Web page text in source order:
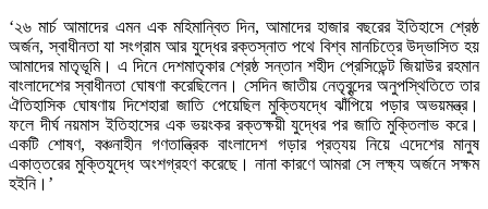
‘২৬ মার্চ আমাদের এমন এক মহিমান্বিত দিন, আমাদের হাজার বছরের ইতিহাসে শ্রেষ্ঠ
অর্জন, স্বাধীনতা যা সংগ্রাম আর যুদ্ধের রক্তস্নাত পথে বিশ্ব মানচিত্রে উদ্ভাসিত হয়
আমাদের মাতৃভূমি। এ দিনে দেশমাতৃকার শ্রেষ্ঠ সন্তান শহীদ প্রেসিডেন্ট জিয়াউর রহমান
বাংলাদেশের স্বাধীনতা ঘোষণা করেছিলেন। সেদিন জাতীয় নেতৃবৃন্দের অনুপস্থিতিতে তার
ঐতিহাসিক ঘোষণায় দিশেহারা জাতি পেয়েছিল মুক্তিযদ্ধে ঝাঁপিয়ে পড়ার অভয়মন্ত্র।
ফলে দীর্ঘ নয়মাস ইতিহাসের এক ভয়ংকর রক্তক্ষয়ী যুদ্ধের পর জাতি মুক্তিলাভ করে।
একটি শোষণ, বঞ্চনাহীন গণতান্ত্রিক বাংলাদেশ গড়ার প্রত্যয় নিয়ে এদেশের মানুষ
একাত্তরের মুক্তিযুদ্ধে অংশগ্রহণ করেছে। নানা কারণে আমরা সে লক্ষ্য অর্জনে সক্ষম
হইনি।’